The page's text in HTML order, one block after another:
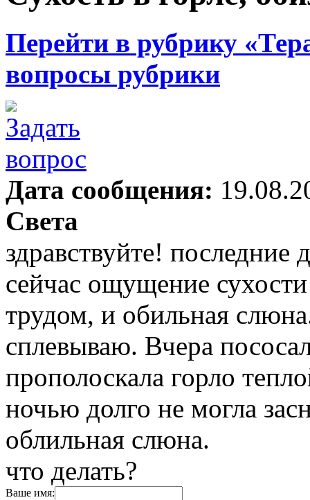
Перейти в рубрику
вопросы рубрики
Дата сообщения:
Света
здравствуйте! последние
сейчас ощущение
трудом, и обильная
сплевываю. Вчера
прополоскала горло
ночью долго не могла
облильная слюна.
что делать?
Ваше имя: